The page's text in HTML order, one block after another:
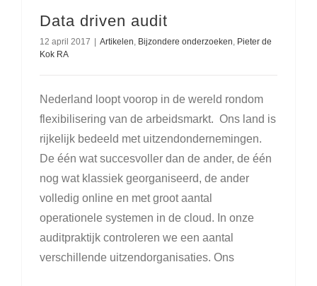
Data driven audit
12 april 2017 | Artikelen Bijzondere onderzoeken Pieter de
Kok RA
Nederland loopt voorop in de wereld rondom
flexibilisering van de arbeidsmarkt. Ons land is
rijkelijk bedeeld met uitzendondernemingen.
De één wat succesvoller dan de ander, de één
nog wat klassiek georganiseerd, de ander
volledig online en met groot aantal
operationele systemen in de cloud. In onze
auditpraktijk controleren we een aantal
verschillende uitzendorganisaties. Ons